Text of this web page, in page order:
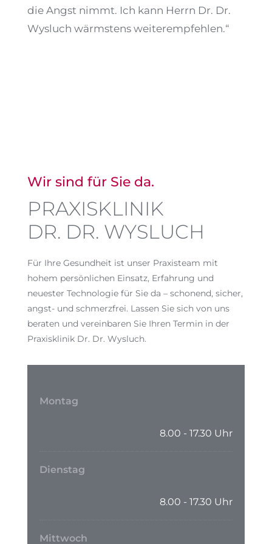
die Angst nimmt. Ich kann Herrn Dr. Dr.
Wysluch wärmstens weiterempfehlen.“
Wir sind für Sie da.
PRAXISKLINIK
DR. DR. WYSLUCH
Für Ihre Gesundheit ist unser Praxisteam mit
hohem persönlichen Einsatz, Erfahrung und
neuester Technologie für Sie da – schonend, sicher,
angst- und schmerzfrei. Lassen Sie sich von uns
beraten und vereinbaren Sie Ihren Termin in der
Praxisklinik Dr. Dr. Wysluch.
Montag
8.00 - 17.30 Uhr
Dienstag
8.00 - 17.30 Uhr
Mittwoch